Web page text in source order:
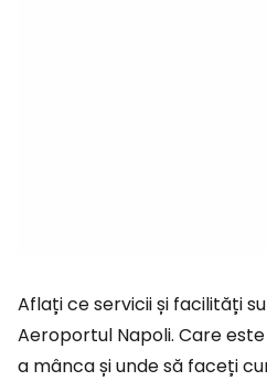
Aflați ce servicii și facilități
Aeroportul Napoli. Care
a mânca și unde să faceți